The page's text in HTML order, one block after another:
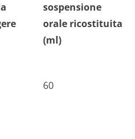
sospensione
orale ricostituita
(ml)
60